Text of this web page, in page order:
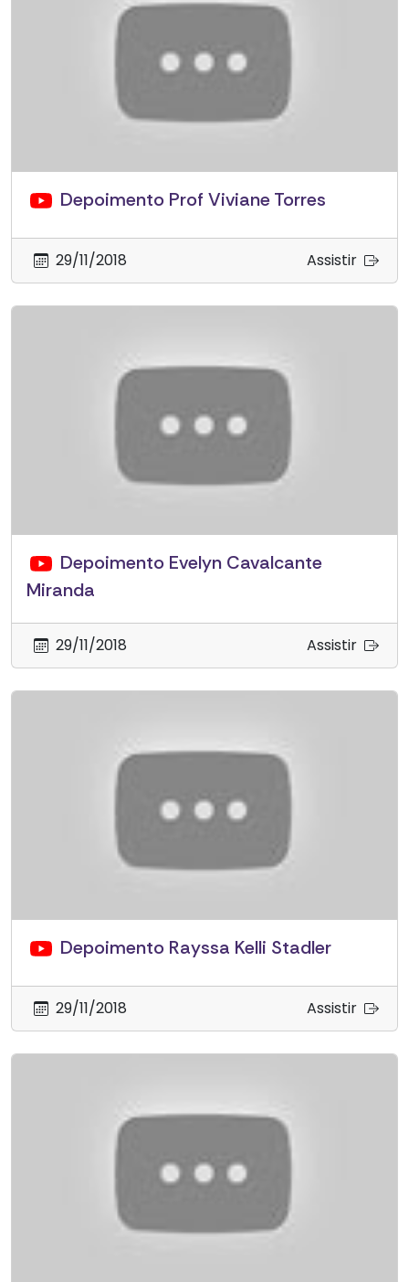
Depoimento Prof Viviane Torres
29/11/2018 Assistir
Depoimento Evelyn Cavalcante
Miranda
29/11/2018 Assistir
Depoimento Rayssa Kelli Stadler
29/11/2018 Assistir